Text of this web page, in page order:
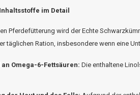
im Detail
Pferdefütterung wird der Echte
täglichen Ration, insbesondere wenn eine
Omega-6-Fettsäuren: Die enthaltene